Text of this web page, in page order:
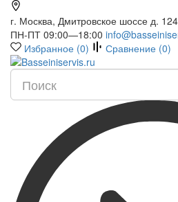
г. Москва, Дмитровское шоссе д.
ПН-ПТ 09:00—18:00
Избранное (0) Сравнение (0)